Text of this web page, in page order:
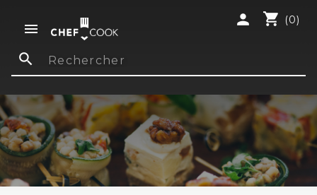

shopping_cart (0)
person
search